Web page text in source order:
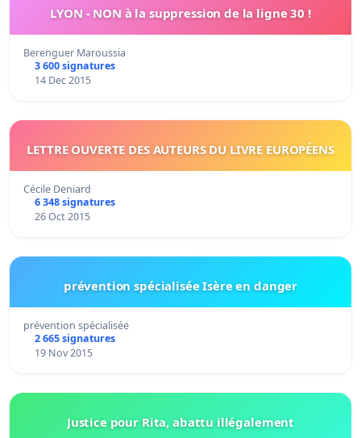
LYON - NON à la suppression de la ligne 30 !
Berenguer Maroussia
3 600 signatures
14 Dec 2015
LETTRE OUVERTE DES AUTEURS DU LIVRE EUROPÉENS
Cécile Deniard
6 348 signatures
26 Oct 2015
prévention spécialisée Isère en danger
prévention spécialisée
2 665 signatures
19 Nov 2015
Justice pour Rita, abattu illégalement